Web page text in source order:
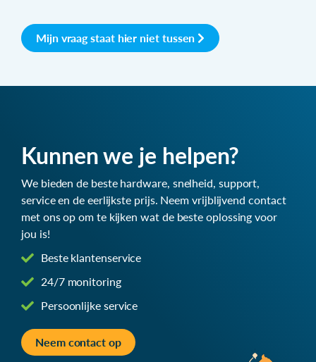
Mijn vraag staat hier niet tussen
Kunnen we je helpen?
We bieden de beste hardware, snelheid, support,
service en de eerlijkste prijs. Neem vrijblijvend contact
met ons op om te kijken wat de beste oplossing voor
jou is!
Beste klantenservice
24/7 monitoring
Persoonlijke service
Neem contact op